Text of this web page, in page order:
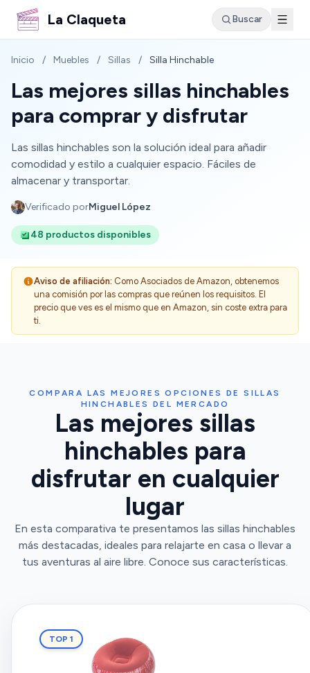
La Claqueta Buscar
Inicio / Muebles / Sillas / Silla Hinchable
Las mejores sillas hinchables
para comprar y disfrutar
Las sillas hinchables son la solución ideal para añadir
comodidad y estilo a cualquier espacio. Fáciles de
almacenar y transportar.
Verificado porMiguel López
48 productos disponibles
Aviso de afiliación: Como Asociados de Amazon, obtenemos
una comisión por las compras que reúnen los requisitos. El
precio que ves es el mismo que en Amazon, sin coste extra para
ti.
COMPARA LAS MEJORES OPCIONES DE SILLAS
HINCHABLES DEL MERCADO
Las mejores sillas
hinchables para
disfrutar en cualquier
lugar
En esta comparativa te presentamos las sillas hinchables
más destacadas, ideales para relajarte en casa o llevar a
tus aventuras al aire libre. Conoce sus características.
TOP 1